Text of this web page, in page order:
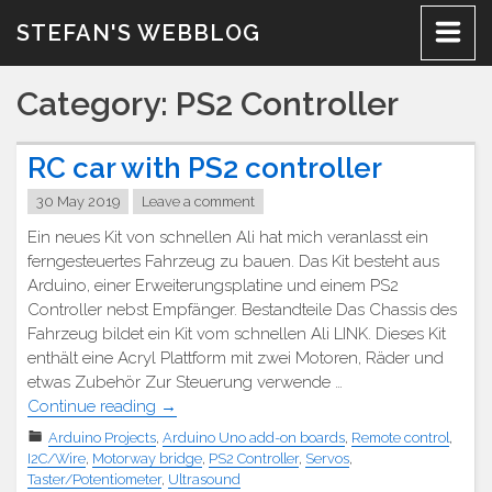
STEFAN'S WEBBLOG
Category: PS2 Controller
RC car with PS2 controller
30 May 2019 Leave a comment
Ein neues Kit von schnellen Ali hat mich veranlasst ein
ferngesteuertes Fahrzeug zu bauen. Das Kit besteht aus
Arduino, einer Erweiterungsplatine und einem PS2
Controller nebst Empfänger. Bestandteile Das Chassis des
Fahrzeug bildet ein Kit vom schnellen Ali LINK. Dieses Kit
enthält eine Acryl Plattform mit zwei Motoren, Räder und
etwas Zubehör Zur Steuerung verwende …
Continue reading "RC
Auto
mit
PS2
→
Arduino Projects, Arduino Uno add-on boards, Remote control,
I2C/Wire, Motorway bridge, PS2 Controller, Servos,
Taster/Potentiometer, Ultrasound